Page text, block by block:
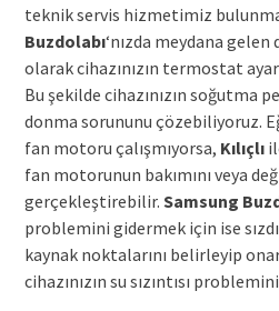
teknik servis hizmetimiz
Buzdolabı‘nızda meydana
olarak cihazınızın termostat
Bu şekilde cihazınızın soğutma
donma sorununu çözebiliyoruz.
fan motoru çalışmıyorsa, Kılıçlı
fan motorunun bakımını veya
gerçekleştirebilir. Samsung
problemini gidermek için ise
kaynak noktalarını belirleyip
cihazınızın su sızıntısı